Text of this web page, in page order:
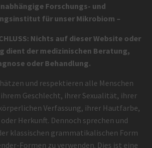
Forschungs- und
für unser Mikrobiom –
Nichts auf dieser Website oder
dient der medizinischen Beratung,
oder Behandlung.
und respektieren alle Menschen
Geschlecht, ihrer Sexualität, ihrer
Verfassung, ihrer Hautfarbe,
Herkunft. Dennoch sprechen und
klassischen grammatikalischen Form
Formen zu verwenden. Dies ist eine